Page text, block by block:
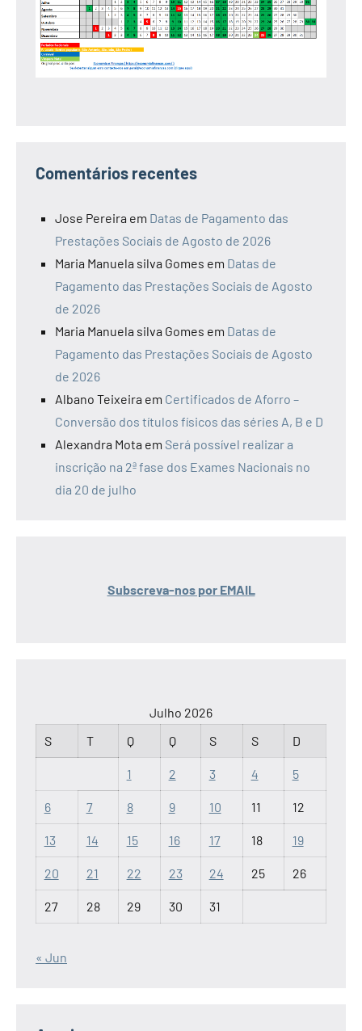
Comentários recentes
Jose Pereira em Datas de Pagamento das
Prestações Sociais de Agosto de 2026
Maria Manuela silva Gomes em Datas de
Pagamento das Prestações Sociais de Agosto
de 2026
Maria Manuela silva Gomes em Datas de
Pagamento das Prestações Sociais de Agosto
de 2026
Albano Teixeira em Certificados de Aforro –
Conversão dos títulos físicos das séries A, B e D
Alexandra Mota em Será possível realizar a
inscrição na 2ª fase dos Exames Nacionais no
dia 20 de julho
Subscreva-nos por EMAIL
Julho 2026
S
T Q Q S S D
1 2 3 4 5
6 7 8 9 10 11 12
13 14 15 16 17 18 19
20 21 22 23 24 25 26
27 28 29 30 31
« Jun